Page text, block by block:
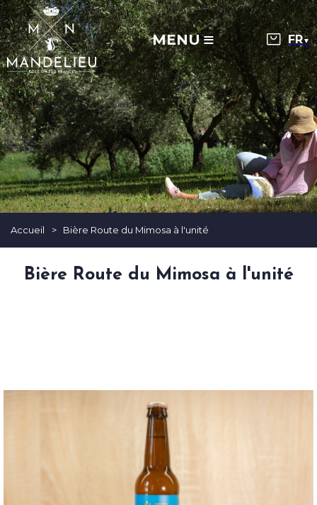
MENU ▼
Accueil > Bière Route du Mimosa à l'unité
Bière Route du Mimosa à l'unité